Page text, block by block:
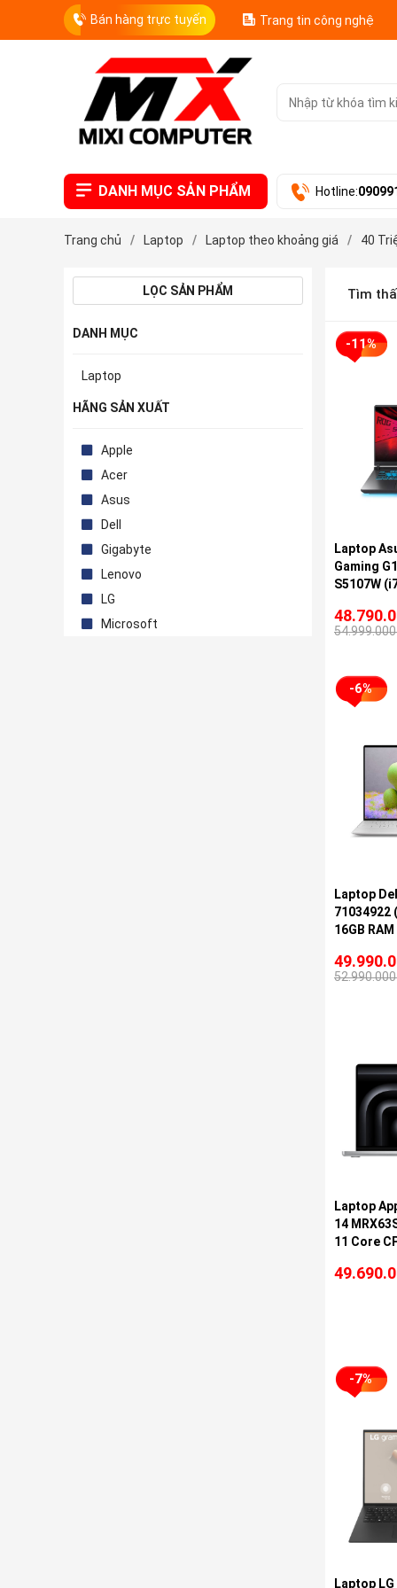
Bán hàng trực tuyến Trang tin công nghệ
DANH MỤC SẢN PHẨM Hotline:
Trang chủ / Laptop / Laptop theo khoảng giá / 40
LỌC SẢN PHẨM
DANH MỤC
Laptop
HÃNG SẢN XUẤT
Apple
Acer
Asus
Dell
Gigabyte
Lenovo
LG
Microsoft
Tìm
-11%
Laptop
Gaming
S5107W
RAM/
8GB/ 16
Win11/
-6%
Laptop
71034922
16GB
Platinum/
Platinum)
Laptop
14
11 Core
512GB
Silver)
-7%
Laptop